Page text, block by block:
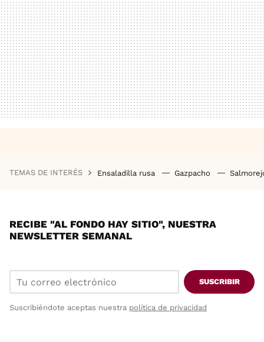
TEMAS DE INTERÉS Ensaladilla rusa Gazpacho
RECIBE "AL FONDO HAY SITIO", NUESTRA
NEWSLETTER SEMANAL
SUSCRIBIR
Suscribiéndote aceptas nuestra política de privacidad